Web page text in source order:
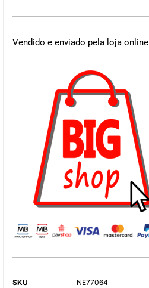
Vendido e enviado pela loja online
SKU
NE77064